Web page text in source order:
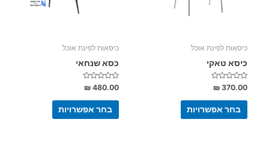
כיסאות לפינת אוכל
כיסא טאקי
דורג
0
מתוך
₪370.00
בחר אפשרויות
לבחור
כיסאות לפינת אוכל
כסא שנחאי
דורג
0
מתוך
₪480.00
בחר אפשרויות
לבחור